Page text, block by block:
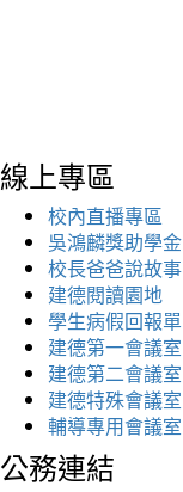
線上專區
校內直播專區
吳鴻麟獎助學金
校長爸爸說故事
建德閱讀園地
學生病假回報單
建德第一會議室
建德第二會議室
建德特殊會議室
輔導專用會議室
公務連結